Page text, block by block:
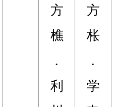
方
樵
.
利
方
枨
.
学